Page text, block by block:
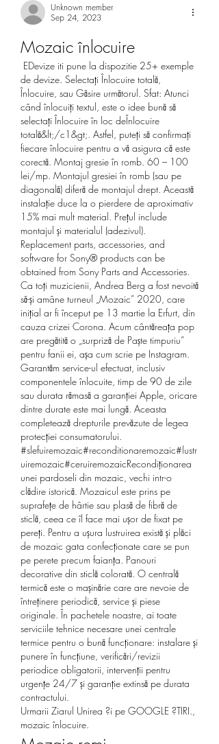
Unknown member
Sep 24, 2023
Mozaic înlocuire
de devize. Selectați Înlocuire totală,
Înlocuire, sau Găsire următorul. Sfat: Atunci
când înlocuiți textul, este o idee bună să
selectați Înlocuire în loc deÎnlocuire
totală&lt;/c1&gt;. Astfel, puteți să confirmați
fiecare înlocuire pentru a vă asigura că este
corectă. Montaj gresie în romb. 60 – 100
lei/mp. Montajul gresiei în romb (sau pe
diagonală) diferă de montajul drept. Această
instalație duce la o pierdere de aproximativ
15% mai mult material. Prețul include
montajul și materialul (adezivul).
Replacement parts, accessories, and
software for Sony® products can be
obtained from Sony Parts and Accessories.
Ca toți muzicienii, Andrea Berg a fost nevoită
să-și amâne turneul „Mozaic” 2020, care
inițial ar fi început pe 13 martie la Erfurt, din
cauza crizei Corona. Acum cântăreața pop
are pregătită o „surpriză de Paște timpuriu”
pentru fanii ei, așa cum scrie pe Instagram.
Garantăm service-ul efectuat, inclusiv
componentele înlocuite, timp de 90 de zile
sau durata rămasă a garanției Apple, oricare
dintre durate este mai lungă. Aceasta
completează drepturile prevăzute de legea
protecției consumatorului.
#slefuiremozaic#reconditionaremozaic#lustr
uiremozaic#ceruiremozaicRecondiționarea
unei pardoseli din mozaic, vechi intr-o
clădire istorică. Mozaicul este prins pe
suprafețe de hârtie sau plasă de fibră de
sticlă, ceea ce îl face mai ușor de fixat pe
pereți. Pentru a ușura lustruirea există și plăci
de mozaic gata confecționate care se pun
pe perete precum faianța. Panouri
decorative din sticlă colorată. O centrală
termică este o mașinărie care are nevoie de
întreținere periodică, service și piese
originale. În pachetele noastre, ai toate
serviciile tehnice necesare unei centrale
termice pentru o bună funcționare: instalare și
punere în funcțiune, verificări/revizii
periodice obligatorii, intervenții pentru
urgențe 24/7 și garanție extinsă pe durata
contractului.
Urmarii Ziarul Unirea ?i pe GOOGLE ?TIRI.,
mozaic înlocuire.